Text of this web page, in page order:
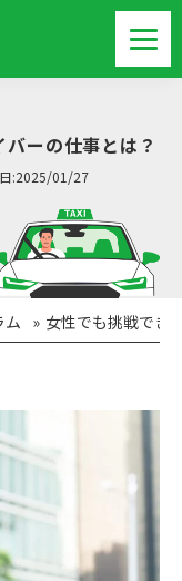
ーの仕事とは？
:2025/01/27
ム » 女性でも挑戦でき